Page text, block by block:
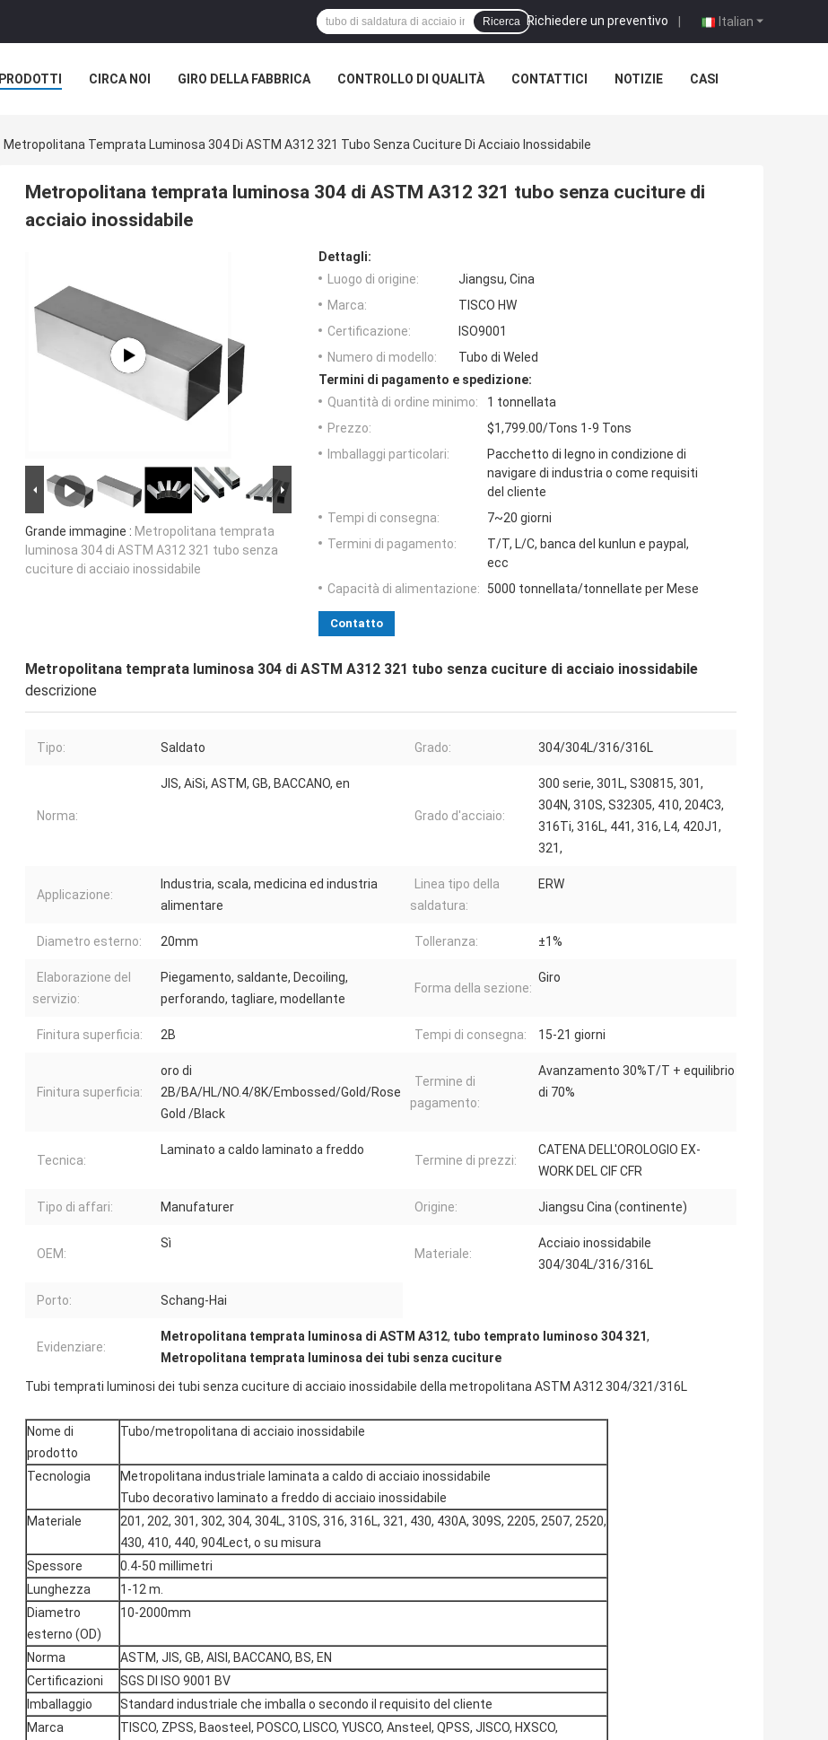
Italian
Richiedere un preventivo |
Ricerca
PRODOTTI CIRCA NOI GIRO DELLA FABBRICA CONTROLLO DI QUALITÀ CONTATTICI NOTIZIE CASI
Metropolitana Temprata Luminosa 304 Di ASTM A312 321 Tubo Senza Cuciture Di Acciaio Inossidabile
Metropolitana temprata luminosa 304 di ASTM A312 321 tubo senza cuciture di
acciaio inossidabile
Grande immagine : Metropolitana temprata
luminosa 304 di ASTM A312 321 tubo senza
cuciture di acciaio inossidabile
Dettagli:
Luogo di origine:
Jiangsu, Cina
Marca:
TISCO HW
Certificazione:
ISO9001
Numero di modello:
Tubo di Weled
Termini di pagamento e spedizione:
Quantità di ordine minimo:
1 tonnellata
Prezzo:
$1,799.00/Tons 1-9 Tons
Imballaggi particolari:
Pacchetto di legno in condizione di
navigare di industria o come requisiti
del cliente
Tempi di consegna:
7~20 giorni
Termini di pagamento:
T/T, L/C, banca del kunlun e paypal,
ecc
Capacità di alimentazione:
5000 tonnellata/tonnellate per Mese
Contatto
Metropolitana temprata luminosa 304 di ASTM A312 321 tubo senza cuciture di acciaio inossidabile
descrizione
Tipo: Saldato Grado: 304/304L/316/316L
Norma:
JIS, AiSi, ASTM, GB, BACCANO, en
Grado d'acciaio:
300 serie, 301L, S30815, 301,
304N, 310S, S32305, 410, 204C3,
316Ti, 316L, 441, 316, L4, 420J1,
321,
Applicazione:
Industria, scala, medicina ed industria
alimentare
Linea tipo della
saldatura:
ERW
Diametro esterno: 20mm Tolleranza: ±1%
Elaborazione del
servizio:
Piegamento, saldante, Decoiling,
perforando, tagliare, modellante
Forma della sezione:
Giro
Finitura superficia: 2B Tempi di consegna: 15-21 giorni
Finitura superficia:
oro di
2B/BA/HL/NO.4/8K/Embossed/Gold/Rose
Gold /Black
Termine di
pagamento:
Avanzamento 30%T/T + equilibrio
di 70%
Tecnica:
Laminato a caldo laminato a freddo
Termine di prezzi:
CATENA DELL'OROLOGIO EX-
WORK DEL CIF CFR
Tipo di affari: Manufaturer Origine: Jiangsu Cina (continente)
OEM:
Sì
Materiale:
Acciaio inossidabile
304/304L/316/316L
Porto: Schang-Hai
Evidenziare:
Metropolitana temprata luminosa di ASTM A312, tubo temprato luminoso 304 321,
Metropolitana temprata luminosa dei tubi senza cuciture
Tubi temprati luminosi dei tubi senza cuciture di acciaio inossidabile della metropolitana ASTM A312 304/321/316L
Nome di
prodotto
Tubo/metropolitana di acciaio inossidabile
Tecnologia
Metropolitana industriale laminata a caldo di acciaio inossidabile
Tubo decorativo laminato a freddo di acciaio inossidabile
Materiale
201, 202, 301, 302, 304, 304L, 310S, 316, 316L, 321, 430, 430A, 309S, 2205, 2507, 2520,
430, 410, 440, 904Lect, o su misura
Spessore
0.4-50 millimetri
Lunghezza
1-12 m.
Diametro
esterno (OD)
10-2000mm
Norma
ASTM, JIS, GB, AISI, BACCANO, BS, EN
Certificazioni
SGS DI ISO 9001 BV
Imballaggio
Standard industriale che imballa o secondo il requisito del cliente
Marca
TISCO, ZPSS, Baosteel, POSCO, LISCO, YUSCO, Ansteel, QPSS, JISCO, HXSCO,